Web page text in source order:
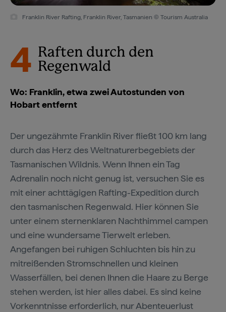
Franklin River Rafting, Franklin River, Tasmanien © Tourism Australia
4 Raften durch den
Regenwald
Wo: Franklin, etwa zwei Autostunden von
Hobart entfernt
Der ungezähmte Franklin River fließt 100 km lang
durch das Herz des Weltnaturerbegebiets der
Tasmanischen Wildnis. Wenn Ihnen ein Tag
Adrenalin noch nicht genug ist, versuchen Sie es
mit einer achttägigen Rafting-Expedition durch
den tasmanischen Regenwald. Hier können Sie
unter einem sternenklaren Nachthimmel campen
und eine wundersame Tierwelt erleben.
Angefangen bei ruhigen Schluchten bis hin zu
mitreißenden Stromschnellen und kleinen
Wasserfällen, bei denen Ihnen die Haare zu Berge
stehen werden, ist hier alles dabei. Es sind keine
Vorkenntnisse erforderlich, nur Abenteuerlust